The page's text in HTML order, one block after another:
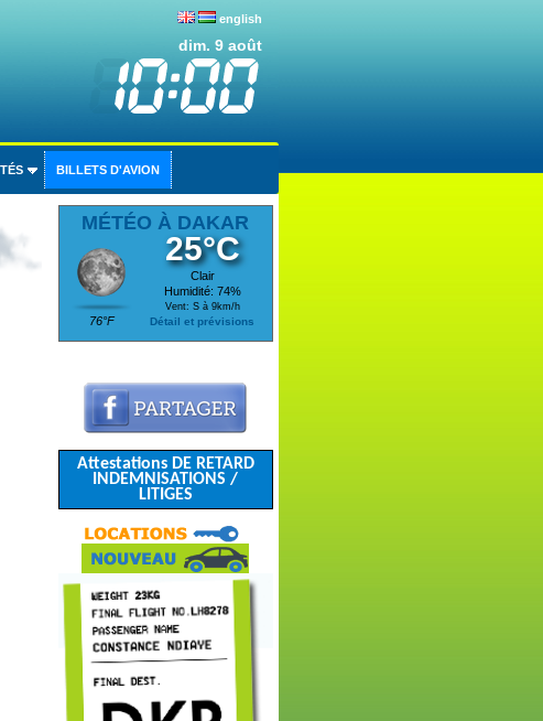
english
dim. 9 août
BILLETS D'AVION
MÉTÉO À DAKAR
76°F
25°C
Clair
Humidité: 74%
Vent: S à 9km/h
Détail et prévisions
Attestations DE RETARD
INDEMNISATIONS /
LITIGES